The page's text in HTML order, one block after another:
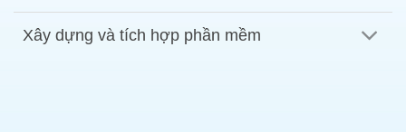
Xây dựng và tích hợp phần mềm